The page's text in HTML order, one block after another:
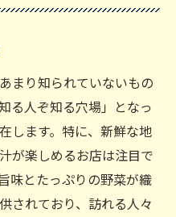
まり知られていないもの
る人ぞ知る穴場」となっ
します。特に、新鮮な地
が楽しめるお店は注目で
味とたっぷりの野菜が織
されており、訪れる人々